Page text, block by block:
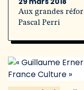
Aux grandes
Pascal Perri